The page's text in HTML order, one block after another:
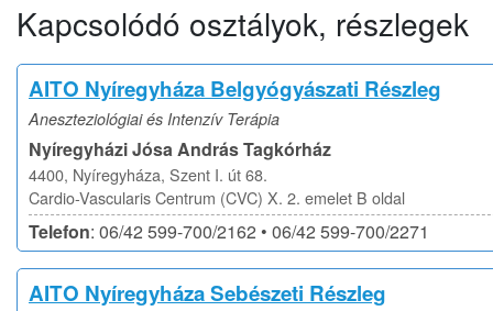
Kapcsolódó osztályok, részlegek
AITO Nyíregyháza Belgyógyászati Részleg
Aneszteziológiai és Intenzív Terápia
Nyíregyházi Jósa András Tagkórház
4400, Nyíregyháza, Szent I. út 68.
Cardio-Vascularis Centrum (CVC) X. 2. emelet B oldal
Telefon: 06/42 599-700/2162 • 06/42 599-700/2271
AITO Nyíregyháza Sebészeti Részleg